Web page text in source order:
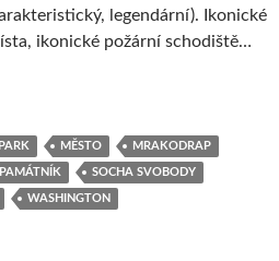
legendární). Ikonické
ikonické požární schodiště…
do New Yorku
MĚSTO MRAKODRAP
PAMÁTNÍK SOCHA SVOBODY
WASHINGTON